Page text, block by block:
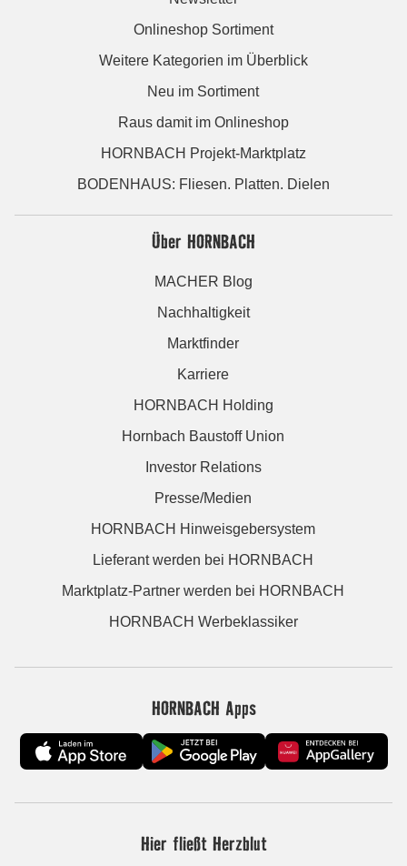
Onlineshop Sortiment
Weitere Kategorien im Überblick
Neu im Sortiment
Raus damit im Onlineshop
HORNBACH Projekt-Marktplatz
BODENHAUS: Fliesen. Platten. Dielen
Über HORNBACH
MACHER Blog
Nachhaltigkeit
Marktfinder
Karriere
HORNBACH Holding
Hornbach Baustoff Union
Investor Relations
Presse/Medien
HORNBACH Hinweisgebersystem
Lieferant werden bei HORNBACH
Marktplatz-Partner werden bei HORNBACH
HORNBACH Werbeklassiker
HORNBACH Apps
Hier fließt Herzblut